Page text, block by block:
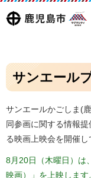
鹿児島
マグ
マシ
サンエール
サンエールかごしま(
同参画に関する情報
る映画上映会を開催し
8月20日（木曜日）は
映画）」を上映します